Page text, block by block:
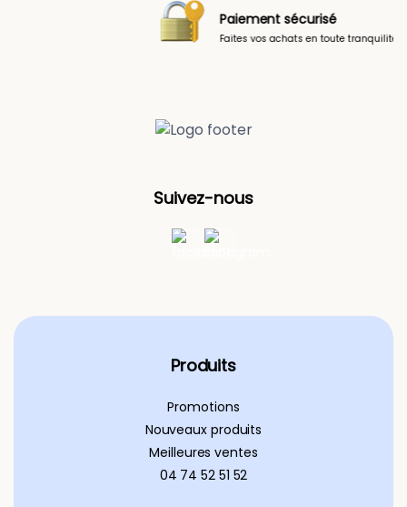
Paiement sécurisé
Faites vos achats en toute tranquilité
Suivez-nous
Produits
Promotions
Nouveaux produits
Meilleures ventes
04 74 52 51 52